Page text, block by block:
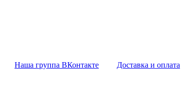
Наша группа ВКонтакте Доставка и оплата